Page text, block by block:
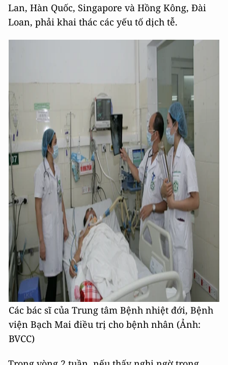
Lan, Hàn Quốc, Singapore và Hồng Kông, Đài
Loan, phải khai thác các yếu tố dịch tễ.
Các bác sĩ của Trung tâm Bệnh nhiệt đới, Bệnh
viện Bạch Mai điều trị cho bệnh nhân (Ảnh:
BVCC)